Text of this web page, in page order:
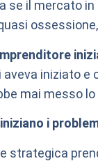
se il mercato
aveva iniziato
mai messo
i
strategica